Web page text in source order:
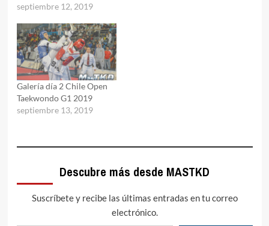
septiembre 12, 2019
Galería día 2 Chile Open
Taekwondo G1 2019
septiembre 13, 2019
Descubre más desde MASTKD
Suscríbete y recibe las últimas entradas en tu correo
electrónico.